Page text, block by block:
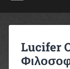
Lucifer